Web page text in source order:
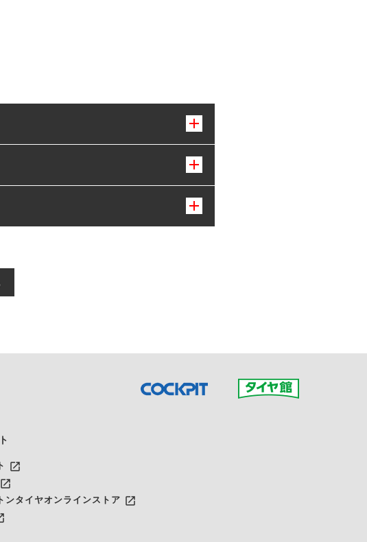
予約いただいた店舗へご連絡くださ
launch
launch
ンタイヤオンラインストア launch